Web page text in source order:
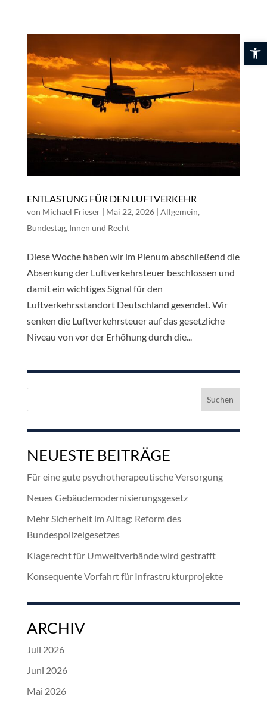
ENTLASTUNG FÜR DEN LUFTVERKEHR
von Michael Frieser| Mai 22, 2026| Allgemein,
Bundestag, Innen und Recht
Diese Woche haben wir im Plenum abschließend die
Absenkung der Luftverkehrsteuer beschlossen und
damit ein wichtiges Signal für den
Luftverkehrsstandort Deutschland gesendet. Wir
senken die Luftverkehrsteuer auf das gesetzliche
Niveau von vor der Erhöhung durch die...
Suchen
NEUESTE BEITRÄGE
Für eine gute psychotherapeutische Versorgung
Neues Gebäudemodernisierungsgesetz
Mehr Sicherheit im Alltag: Reform des
Bundespolizeigesetzes
Klagerecht für Umweltverbände wird gestrafft
Konsequente Vorfahrt für Infrastrukturprojekte
ARCHIV
Juli 2026
Juni 2026
Mai 2026